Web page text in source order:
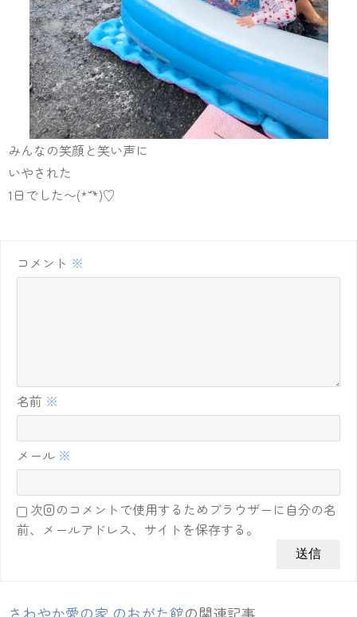
みんなの笑顔と笑い声に
いやされた
1日でした〜(*´˘`*)♡
コメント ※
名前 ※
メール ※
次回のコメントで使用するためブラウザーに自分の名
前、メールアドレス、サイトを保存する。